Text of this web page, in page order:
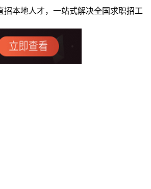
本地人才，一站式解决全国求职招工